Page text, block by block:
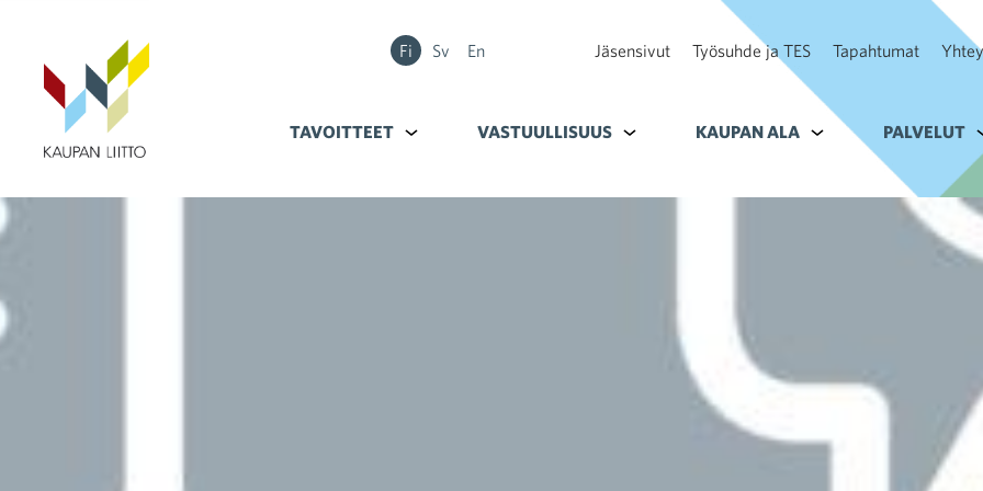
Fi Sv En Jäsensivut Työsuhde ja TES Tapahtumat
TAVOITTEET Alavalikko kohteelle Tavoitteet
VASTUULLISUUS Alavalikko kohteelle Vastuullisuus
KAUPAN ALA Alavalikko kohteelle
PALVELUT